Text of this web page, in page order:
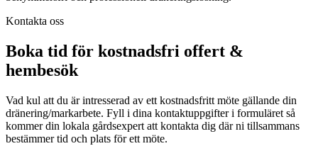
Kontakta oss
Boka tid för kostnadsfri offert &
hembesök
Vad kul att du är intresserad av ett kostnadsfritt möte gällande din
dränering/markarbete. Fyll i dina kontaktuppgifter i formuläret så
kommer din lokala gårdsexpert att kontakta dig där ni tillsammans
bestämmer tid och plats för ett möte.